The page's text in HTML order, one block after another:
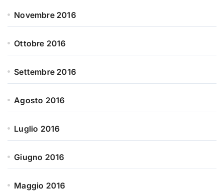
Novembre 2016
Ottobre 2016
Settembre 2016
Agosto 2016
Luglio 2016
Giugno 2016
Maggio 2016